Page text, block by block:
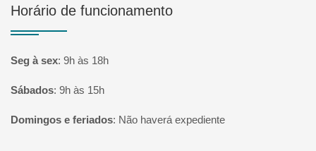
Horário de funcionamento
Seg à sex: 9h às 18h
Sábados: 9h às 15h
Domingos e feriados: Não haverá expediente